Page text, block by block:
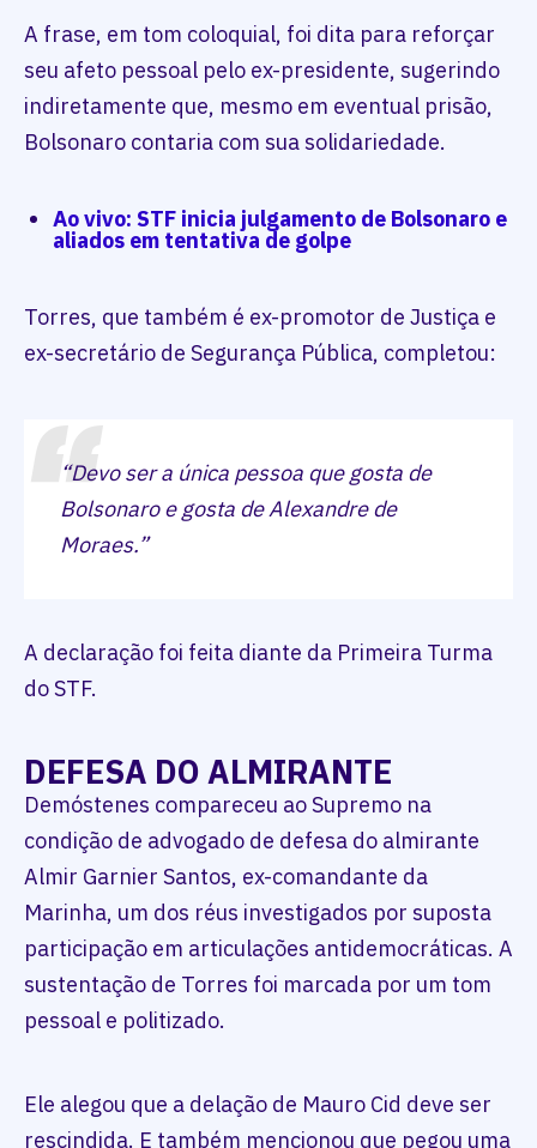
A frase, em tom coloquial, foi dita para reforçar
seu afeto pessoal pelo ex-presidente, sugerindo
indiretamente que, mesmo em eventual prisão,
Bolsonaro contaria com sua solidariedade.
Ao vivo: STF inicia julgamento de Bolsonaro e
aliados em tentativa de golpe
Torres, que também é ex-promotor de Justiça e
ex-secretário de Segurança Pública, completou:
“Devo ser a única pessoa que gosta de
Bolsonaro e gosta de Alexandre de
Moraes.”
A declaração foi feita diante da Primeira Turma
do STF.
DEFESA DO ALMIRANTE
Demóstenes compareceu ao Supremo na
condição de advogado de defesa do almirante
Almir Garnier Santos, ex-comandante da
Marinha, um dos réus investigados por suposta
participação em articulações antidemocráticas. A
sustentação de Torres foi marcada por um tom
pessoal e politizado.
Ele alegou que a delação de Mauro Cid deve ser
rescindida. E também mencionou que pegou uma